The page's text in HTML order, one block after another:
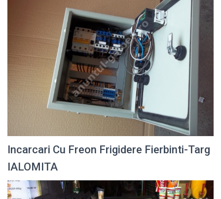
Incarcari Cu Freon Frigidere Fierbinti-Targ
IALOMITA